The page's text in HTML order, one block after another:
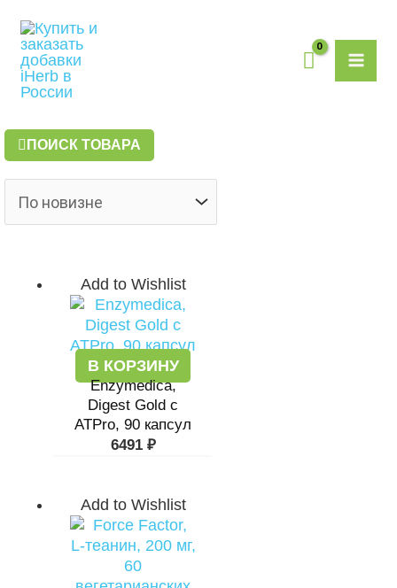
содержимому
ПОИСК ТОВАРА
Add to Wishlist
В КОРЗИНУ
Enzymedica,
Digest Gold с
ATPro, 90 капсул
6491 ₽
Add to Wishlist